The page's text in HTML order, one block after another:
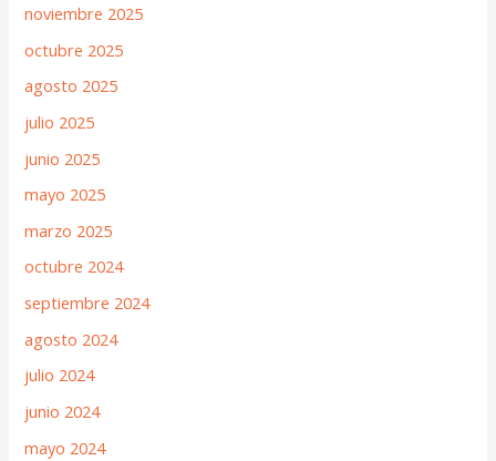
noviembre 2025
octubre 2025
agosto 2025
julio 2025
junio 2025
mayo 2025
marzo 2025
octubre 2024
septiembre 2024
agosto 2024
julio 2024
junio 2024
mayo 2024